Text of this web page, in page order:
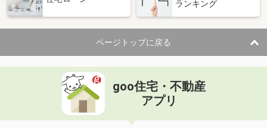
ランキング
ページトップに戻る
goo住宅・不動産
アプリ